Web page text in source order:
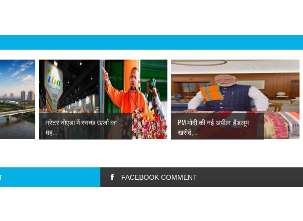
ग्रेटर नोएडा में स्वच्छ ऊर्जा का
मह...
PM मोदी की नई अपील: हैंडलूम
खरीदें,...
FACEBOOK COMMENT